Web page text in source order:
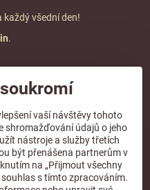
každý všední den!
.
vaší návštěvy tohoto
shromažďování údajů o jeho
nástroje a služby třetích
být přenášena partnerům v
na „Přijmout všechny
s tímto zpracováním.